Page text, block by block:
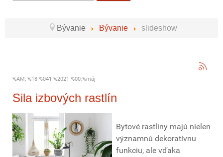
...
Bývanie Bývanie slideshow
%AM, %18 %041 %2021 %00:%máj
Sila izbových rastlín
Bytové rastliny majú nielen
významnú dekoratívnu
funkciu, ale vďaka